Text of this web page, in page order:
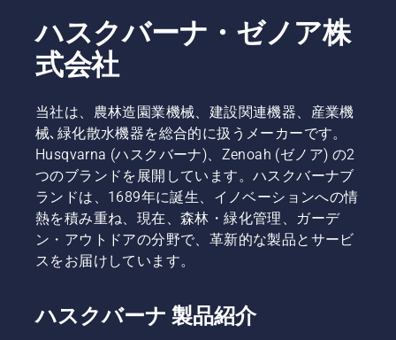
ハスクバーナ・ゼノア株
式会社
当社は、農林造園業機械、建設関連機器、産業機
械､緑化散水機器を総合的に扱うメーカーです。
Husqvarna (ハスクバーナ)、Zenoah (ゼノア) の2
つのブランドを展開しています。ハスクバーナブ
ランドは、1689年に誕生、イノベーションへの情
熱を積み重ね、現在、森林・緑化管理、ガーデ
ン・アウトドアの分野で、革新的な製品とサービ
スをお届けしています。
ハスクバーナ 製品紹介